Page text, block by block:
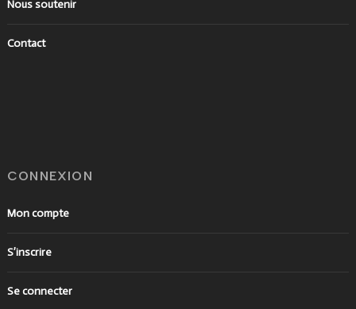
Nous soutenir
Contact
CONNEXION
Mon compte
S’inscrire
Se connecter